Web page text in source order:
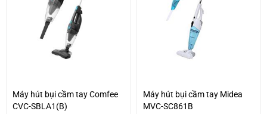
Máy hút bụi cầm tay Comfee
CVC-SBLA1(B)
Máy hút bụi cầm tay Midea
MVC-SC861B